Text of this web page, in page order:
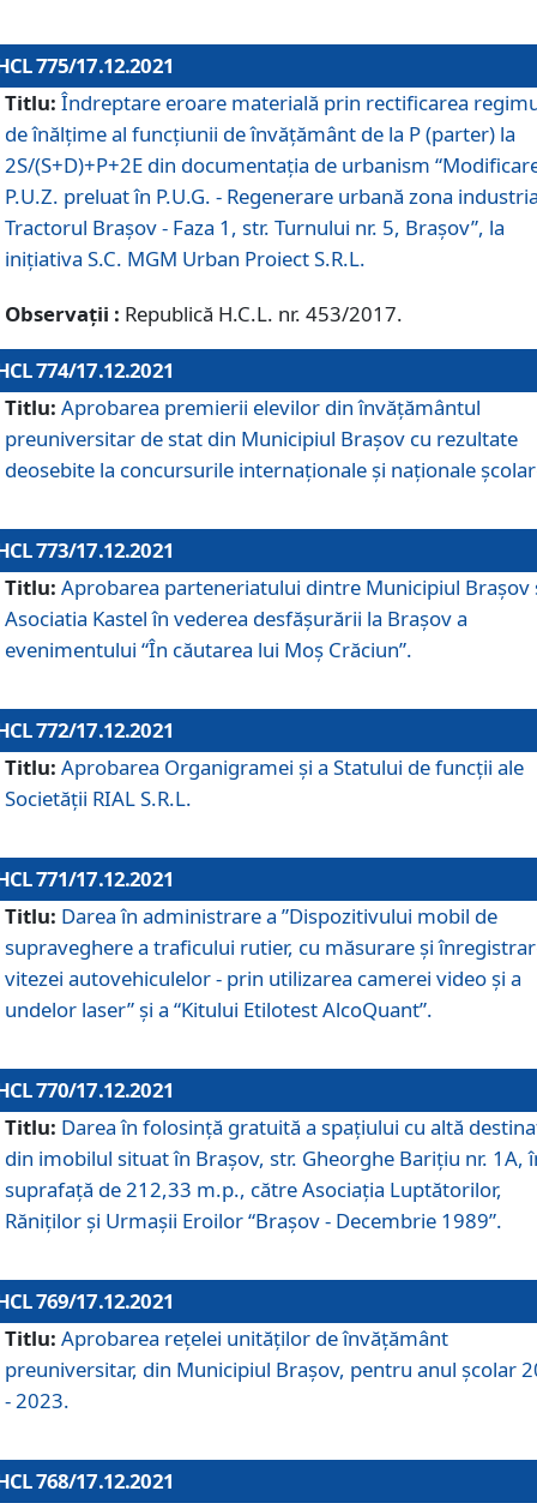
775/17.12.2021
Titlu: Îndreptare eroare materială prin rectificarea
de înălţime al funcţiunii de învăţământ de la P (parter) la
2S/(S+D)+P+2E din documentaţia de urbanism
P.U.Z. preluat în P.U.G. - Regenerare urbană zona
Tractorul Braşov - Faza 1, str. Turnului nr. 5, Braşov”, la
iniţiativa S.C. MGM Urban Proiect S.R.L.
Observații : Republică H.C.L. nr. 453/2017.
774/17.12.2021
Titlu: Aprobarea premierii elevilor din învățământul
preuniversitar de stat din Municipiul Brașov cu rezultate
deosebite la concursurile internaționale și naționale
773/17.12.2021
Titlu: Aprobarea parteneriatului dintre Municipiul Brașov
Asociatia Kastel în vederea desfăşurării la Brașov a
evenimentului “În căutarea lui Moș Crăciun”.
772/17.12.2021
Titlu: Aprobarea Organigramei şi a Statului de funcţii ale
Societăţii RIAL S.R.L.
771/17.12.2021
Titlu: Darea în administrare a ”Dispozitivului mobil de
supraveghere a traficului rutier, cu măsurare și
vitezei autovehiculelor - prin utilizarea camerei video și a
undelor laser” și a “Kitului Etilotest AlcoQuant”.
770/17.12.2021
Titlu: Darea în folosinţă gratuită a spaţiului cu altă
din imobilul situat în Braşov, str. Gheorghe Bariţiu nr. 1A,
suprafaţă de 212,33 m.p., către Asociaţia Luptătorilor,
Răniţilor şi Urmaşii Eroilor “Braşov - Decembrie 1989”.
769/17.12.2021
Titlu: Aprobarea reţelei unităţilor de învăţământ
preuniversitar, din Municipiul Braşov, pentru anul şcolar
- 2023.
768/17.12.2021